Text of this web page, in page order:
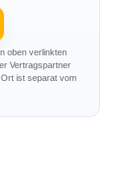
oben verlinkten
Vertragspartner
ist separat vom